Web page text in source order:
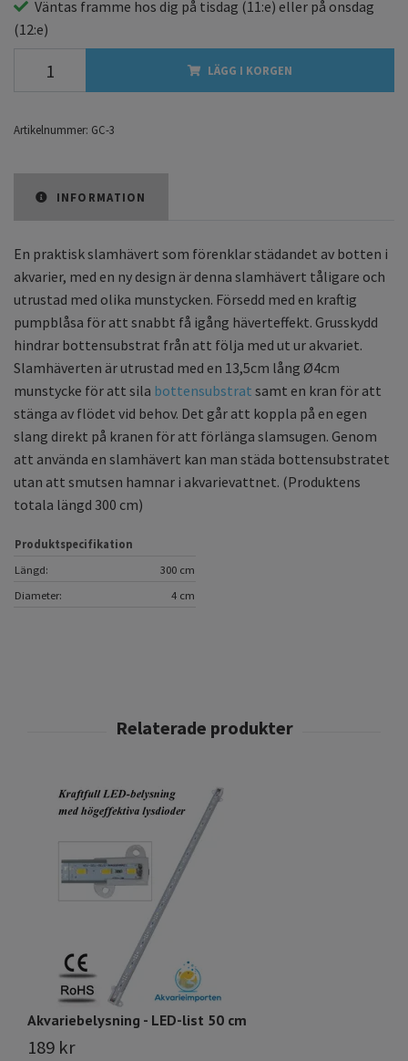
Väntas framme hos dig på tisdag (11:e) eller på onsdag
(12:e)
LÄGG I KORGEN
Artikelnummer: GC-3
INFORMATION
En praktisk slamhävert som förenklar städandet av botten i
akvarier, med en ny design är denna slamhävert tåligare och
utrustad med olika munstycken. Försedd med en kraftig
pumpblåsa för att snabbt få igång häverteffekt. Grusskydd
hindrar bottensubstrat från att följa med ut ur akvariet.
Slamhäverten är utrustad med en 13,5cm lång Ø4cm
munstycke för att sila bottensubstrat samt en kran för att
stänga av flödet vid behov. Det går att koppla på en egen
slang direkt på kranen för att förlänga slamsugen. Genom
att använda en slamhävert kan man städa bottensubstratet
utan att smutsen hamnar i akvarievattnet. (Produktens
totala längd 300 cm)
Produktspecifikation
Längd:
300 cm
Diameter:
4 cm
Akvariebelysning - LED-list 50 cm
189 kr